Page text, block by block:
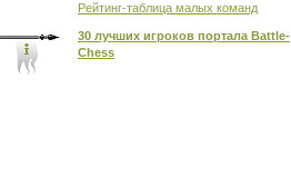
Рейтинг-таблица малых команд
30 лучших игроков портала Battle-
Chess